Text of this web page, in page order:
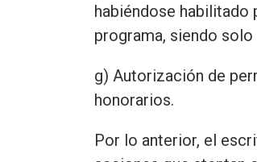
habiéndose habilitado
programa, siendo
g) Autorización de
honorarios.
Por lo anterior, el